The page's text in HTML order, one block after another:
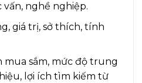
nghề nghiệp.
giá trị, sở thích, tính
mua sắm, mức độ trung
lợi ích tìm kiếm từ